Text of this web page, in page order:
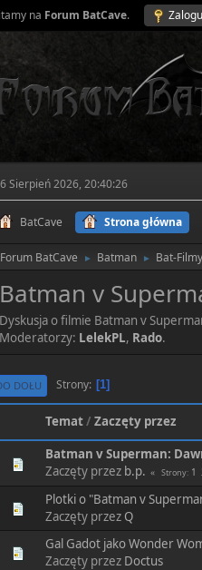
na Forum BatCave.
Sierpień 2026, 20:40:26
BatCave Strona główna
Forum BatCave ► Batman ► Bat-Filmy
Batman v
Dyskusja o filmie Batman v
Moderatorzy: LelekPL, Rado.
DOŁU Strony 1
Temat/ Zaczęty przez
Batman v Superman:
Zaczęty przez b.p. Strony 1
Plotki o "Batman v
Zaczęty przez Q
Gal Gadot jako Wonder
Zaczęty przez Doctus